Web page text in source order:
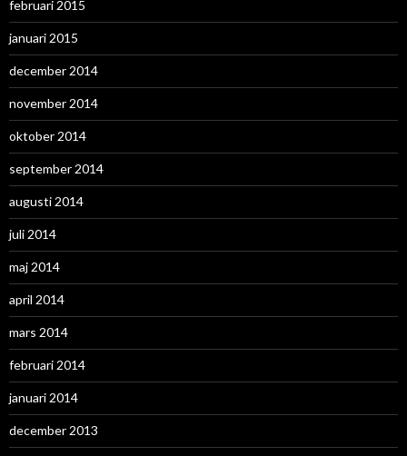
februari 2015
januari 2015
december 2014
november 2014
oktober 2014
september 2014
augusti 2014
juli 2014
maj 2014
april 2014
mars 2014
februari 2014
januari 2014
december 2013